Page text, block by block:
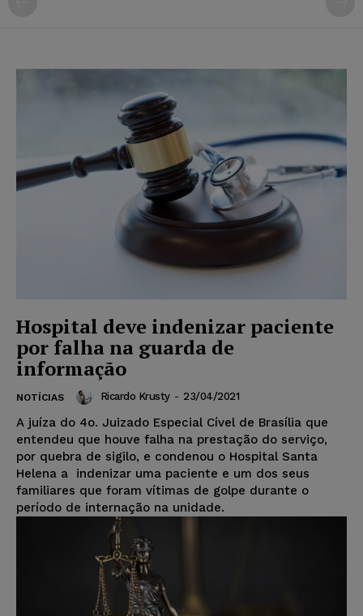
Hospital deve indenizar paciente
por falha na guarda de
informação
NOTÍCIAS Ricardo Krusty - 23/04/2021
A juíza do 4o. Juizado Especial Cível de Brasília que
entendeu que houve falha na prestação do serviço,
por quebra de sigilo, e condenou o Hospital Santa
Helena a indenizar uma paciente e um dos seus
familiares que foram vítimas de golpe durante o
período de internação na unidade.